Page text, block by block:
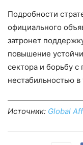
Подробности
официального
затронет
повышение
сектора и борьбу с
нестабильностью
Источник: Global